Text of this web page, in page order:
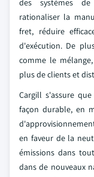
des systèmes
rationaliser la
fret, réduire
d'exécution. De
comme le
plus de clients et
Cargill s'assure
façon durable, en
en faveur de la
émissions dans
dans de nouveaux